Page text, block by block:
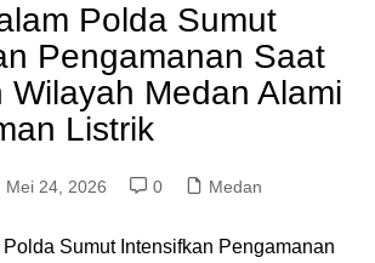
Polda Sumut
Pengamanan Saat
Wilayah Medan Alami
Listrik
Mei 24, 2026 0 Medan